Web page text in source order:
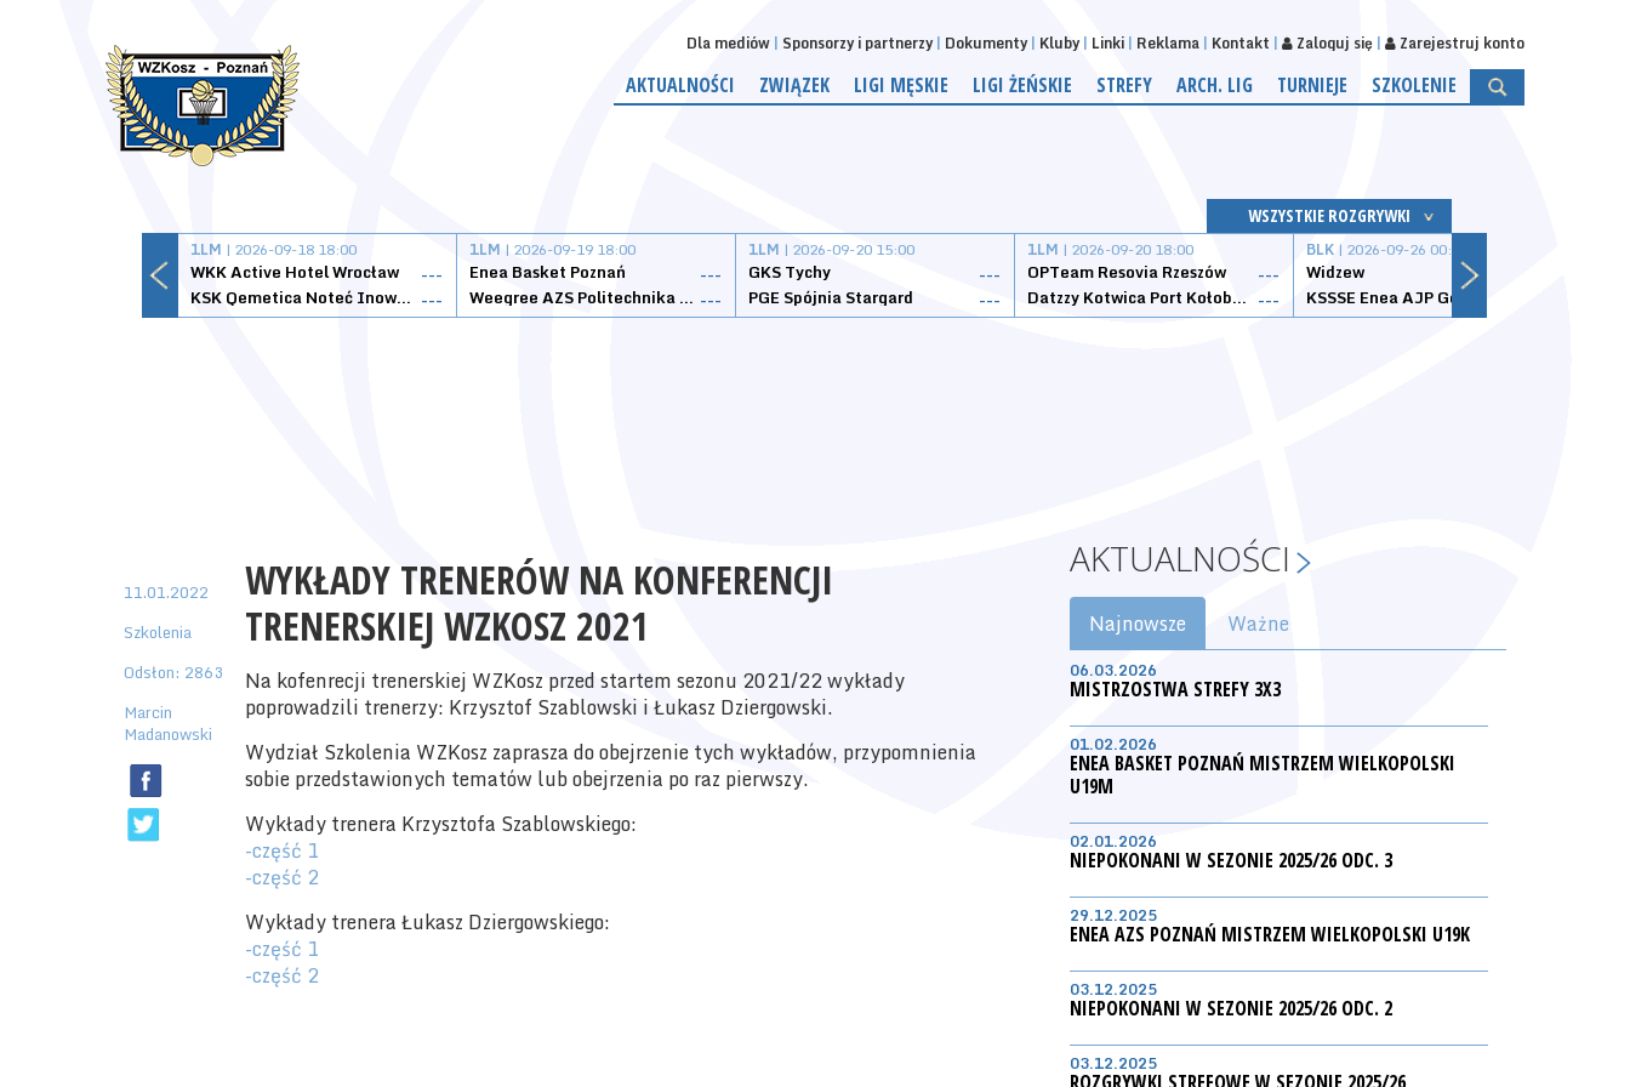
Dla mediów Sponsorzy i partnerzy Dokumenty Kluby Linki Reklama Kontakt Zaloguj się Zarejestruj konto
AKTUALNOŚCI ZWIĄZEK LIGI MĘSKIE LIGI ŻEŃSKIE STREFY ARCH. LIG TURNIEJE SZKOLENIE
WSZYSTKIE ROZGRYWKI
1LM | 2026-09-18 18:00
WKK Active Hotel Wrocław
---
KSK Qemetica Noteć Inowrocław ---
1LM | 2026-09-19 18:00
Enea Basket Poznań
---
Weegree AZS Politechnika Opolska ---
1LM | 2026-09-20 15:00
GKS Tychy
---
PGE Spójnia Stargard
---
1LM | 2026-09-20 18:00
OPTeam Resovia Rzeszów
---
Datzzy Kotwica Port Kołobrzeg ---
BLK | 2026-09-26 00:00
Widzew
11.01.2022
Szkolenia
Odsłon: 2863
Marcin
Madanowski
WYKŁADY TRENERÓW NA KONFERENCJI
TRENERSKIEJ WZKOSZ 2021
Na kofenrecji trenerskiej WZKosz przed startem sezonu 2021/22 wykłady
poprowadzili trenerzy: Krzysztof Szablowski i Łukasz Dziergowski.
Wydział Szkolenia WZKosz zaprasza do obejrzenie tych wykładów, przypomnienia
sobie przedstawionych tematów lub obejrzenia po raz pierwszy.
Wykłady trenera Krzysztofa Szablowskiego:
-część 1
-część 2
Wykłady trenera Łukasz Dziergowskiego:
-część 1
-część 2
AKTUALNOŚCI
Najnowsze Ważne
06.03.2026
MISTRZOSTWA STREFY 3X3
01.02.2026
ENEA BASKET POZNAŃ MISTRZEM WIELKOPOLSKI
U19M
02.01.2026
NIEPOKONANI W SEZONIE 2025/26 ODC. 3
29.12.2025
ENEA AZS POZNAŃ MISTRZEM WIELKOPOLSKI U19K
03.12.2025
NIEPOKONANI W SEZONIE 2025/26 ODC. 2
03.12.2025